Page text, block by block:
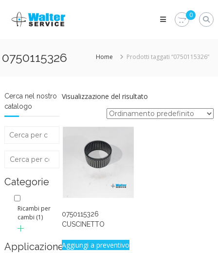
content
Walter
Service
parti
veicolo?
Vieni
Srl
0
0750115326 Home Prodotti taggati “0750115326”
Visualizzazione del risultato
0750115326
CUSCINETTO
Aggiungi a preventivo
Cerca nel nostro
catalogo
Categorie
Ricambi per
cambi (1)
Applicazione